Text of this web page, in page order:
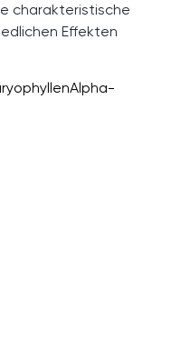
charakteristische
Effekten
Alpha-